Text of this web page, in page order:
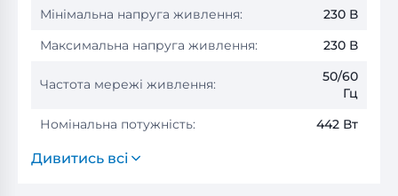
Мінімальна напруга живлення:
230 В
Максимальна напруга живлення:
230 В
Частота мережі живлення:
50/60
Гц
Номінальна потужність:
442 Вт
Дивитись всі